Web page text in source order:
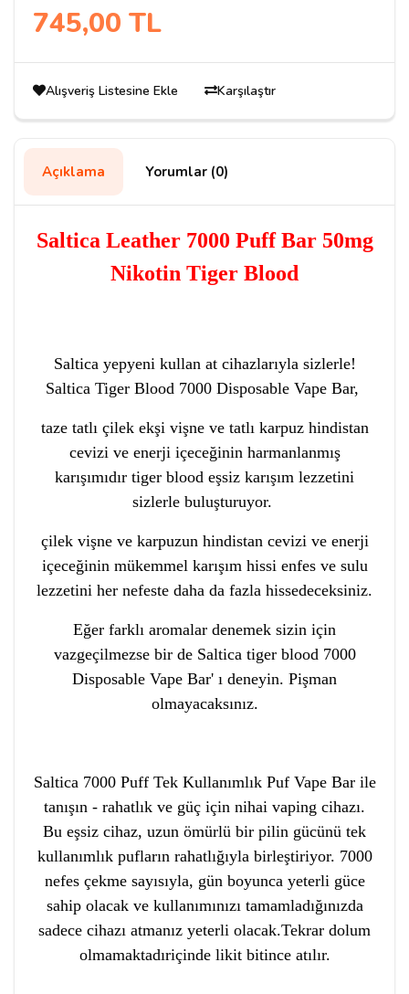
745,00 TL
Alışveriş Listesine Ekle Karşılaştır
Açıklama Yorumlar (0)
Saltica Leather 7000 Puff Bar 50mg
Nikotin Tiger Blood
Saltica yepyeni kullan at cihazlarıyla sizlerle!
Saltica Tiger Blood 7000 Disposable Vape Bar,
taze tatlı çilek ekşi vişne ve tatlı karpuz hindistan
cevizi ve enerji içeceğinin harmanlanmış
karışımıdır tiger blood eşsiz karışım lezzetini
sizlerle buluşturuyor.
çilek vişne ve karpuzun hindistan cevizi ve enerji
içeceğinin mükemmel karışım hissi enfes ve sulu
lezzetini her nefeste daha da fazla hissedeceksiniz.
Eğer farklı aromalar denemek sizin için
vazgeçilmezse bir de Saltica tiger blood 7000
Disposable Vape Bar' ı deneyin. Pişman
olmayacaksınız.
Saltica 7000 Puff Tek Kullanımlık Puf Vape Bar ile
tanışın - rahatlık ve güç için nihai vaping cihazı.
Bu eşsiz cihaz, uzun ömürlü bir pilin gücünü tek
kullanımlık pufların rahatlığıyla birleştiriyor. 7000
nefes çekme sayısıyla, gün boyunca yeterli güce
sahip olacak ve kullanımınızı tamamladığınızda
sadece cihazı atmanız yeterli olacak.Tekrar dolum
olmamaktadıriçinde likit bitince atılır.